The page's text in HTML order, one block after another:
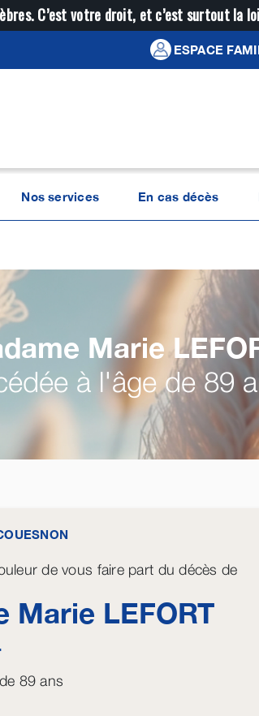
C’est votre droit, et c’est surtout la
ESPACE
Nos services En cas décès
Marie
à l'âge de 89
de vous faire part du décès de
Marie LEFORT
89 ans